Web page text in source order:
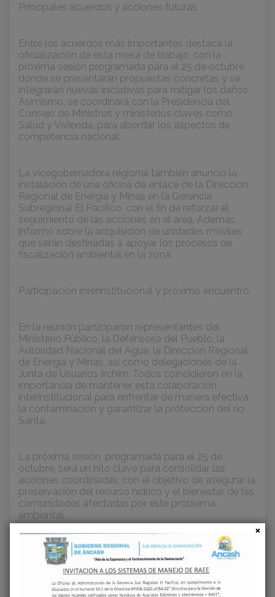
Principales acuerdos y acciones futuras
Entre los acuerdos más importantes destaca la
oficialización de esta mesa de trabajo, con la
próxima sesión programada para el 25 de octubre,
donde se presentarán propuestas concretas y se
integrarán nuevas iniciativas para mitigar los daños.
Asimismo, se coordinará con la Presidencia del
Consejo de Ministros y ministerios claves como
Salud y Vivienda, para abordar los aspectos de
competencia nacional.
La vicegobernadora regional también anunció la
instalación de una oficina de enlace de la Dirección
Regional de Energía y Minas en la Gerencia
Subregional El Pacífico, con el fin de reforzar el
seguimiento de las acciones en el área. Además,
informó sobre la adquisición de unidades móviles
que serán destinadas a apoyar los procesos de
fiscalización ambiental en la zona.
Participación interinstitucional y próximo encuentro
En la reunión participaron representantes del
Ministerio Público, la Defensoría del Pueblo, la
Autoridad Nacional del Agua, la Dirección Regional
de Energía y Minas, así como delegaciones de la
Junta de Usuarios Irchim. Todos coincidieron en la
importancia de mantener esta colaboración
interinstitucional para enfrentar de manera efectiva
la contaminación y garantizar la protección del río
Santa.
La próxima sesión, programada para el 25 de
octubre, será un hito clave para consolidar las
acciones coordinadas, con el objetivo de asegurar la
preservación del recurso hídrico y el bienestar de las
comunidades afectadas por este problema
ambiental.